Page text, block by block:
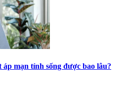
mạn tính sống được bao lâu?